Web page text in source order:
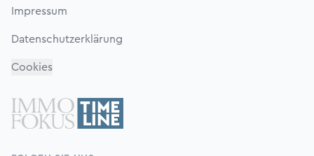
Impressum
Datenschutzerklärung
Cookies